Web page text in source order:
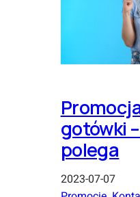
gotówki
polega
2023-07-07